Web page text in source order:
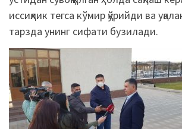
иссиқлик тегса кўмир қўрийди ва
тарзда унинг сифати бузилади.